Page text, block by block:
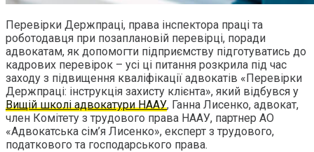
Перевірки Держпраці, права інспектора праці та
роботодавця при позаплановій перевірці, поради
адвокатам, як допомогти підприємству підготуватись до
кадрових перевірок – усі ці питання розкрила під час
заходу з підвищення кваліфікації адвокатів «Перевірки
Держпраці: інструкція захисту клієнта», який відбувся у
Вищій школі адвокатури НААУ, Ганна Лисенко, адвокат,
член Комітету з трудового права НААУ, партнер АО
«Адвокатська сім’я Лисенко», експерт з трудового,
податкового та господарського права.